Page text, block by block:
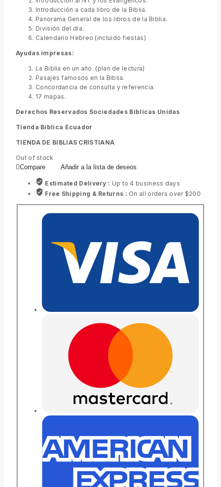
Introducción a cada libro de la Biblia.
Panorama General de los libros de la Biblia.
División del día.
Calendario Hebreo (incluido fiestas)
Ayudas impresas:
La Biblia en un año. (plan de lectura)
Pasajes famosos en la Biblia.
Concordancia de consulta y referencia.
17 mapas.
Derechos Reservados Sociedades Bíblicas Unidas
Tienda Bíblica Ecuador
TIENDA DE BIBLIAS CRISTIANA
Out of stock
Compare
Añadir a la lista de deseos
Estimated Delivery : Up to 4 business days
Free Shipping & Returns : On all orders over $200